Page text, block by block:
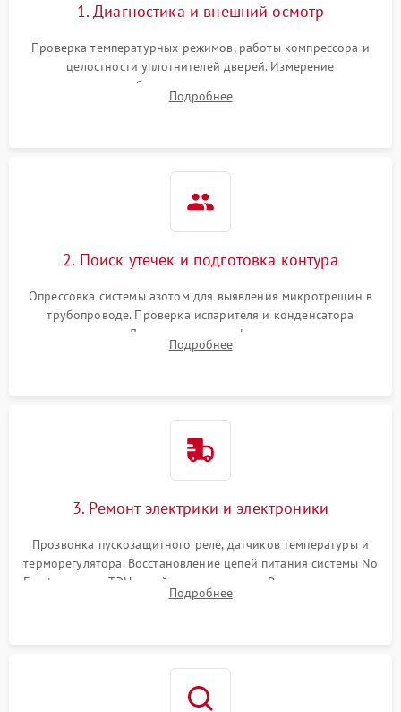
1. Диагностика и внешний осмотр
Проверка температурных режимов, работы компрессора и
целостности уплотнителей дверей. Измерение
сопротивления обмоток мотора, проверка термостата и
считывание кодов ошибок с электронного дисплея.
Подробнее
2. Поиск утечек и подготовка контура
Опрессовка системы азотом для выявления микротрещин в
трубопроводе. Проверка испарителя и конденсатора
течеискателем. Демонтаж старого фильтра-осушителя и
продувка капиллярной трубки для устранения засоров.
Подробнее
3. Ремонт электрики и электроники
Прозвонка пускозащитного реле, датчиков температуры и
терморегулятора. Восстановление цепей питания системы No
Frost, включая ТЭН оттайки и вентилятор. Ремонт или замена
платы управления при сбоях алгоритмов.
Подробнее